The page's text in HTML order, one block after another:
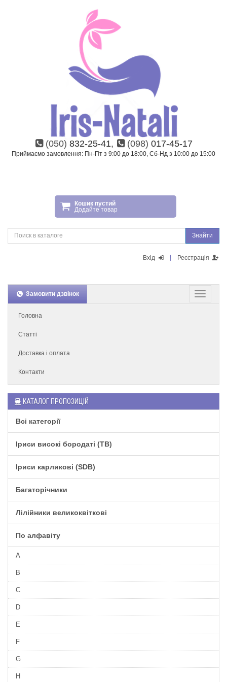
(050) 832-25-41, (098) 017-45-17
Приймаємо замовлення: Пн-Пт з 9:00 до 18:00, Сб-Нд з 10:00 до 15:00
Кошик пустий
Додайте товар
Знайти
Вхід Реєстрація
Замовити дзвінок
Головна
Статті
Доставка і оплата
Контакти
КАТАЛОГ ПРОПОЗИЦІЙ
Всі категорії
Іриси високі бородаті (TB)
Іриси карликові (SDB)
Багаторічники
Лілійники великоквіткові
По алфавіту
A
B
C
D
E
F
G
H